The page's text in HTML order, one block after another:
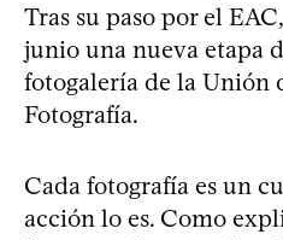
Tras su paso por el
junio una nueva etapa
fotogalería de la Unión
Fotografía.
Cada fotografía es un
acción lo es. Como